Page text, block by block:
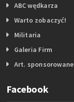
ABC wędkarza
Warto zobaczyć!
Militaria
Galeria Firm
Art. sponsorowane
Facebook